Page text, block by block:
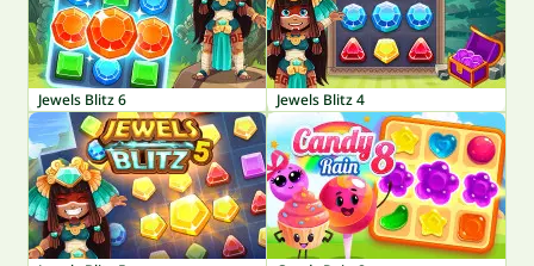
Jewels Blitz 6 Jewels Blitz 4